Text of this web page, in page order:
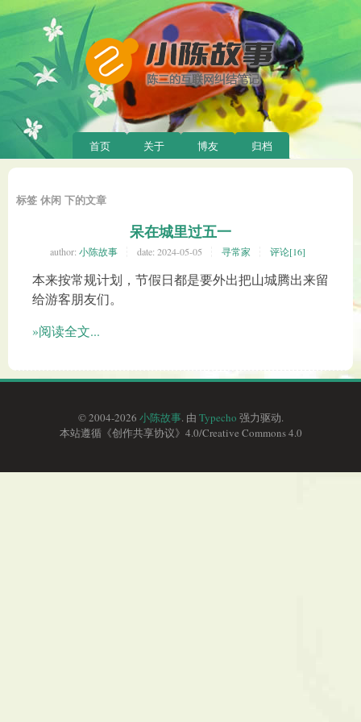
首页 关于 博友 归档
标签 休闲 下的文章
呆在城里过五一
author: 小陈故事 date: 2024-05-05 寻常家 评论[16]
本来按常规计划，节假日都是要外出把山城腾出来留
给游客朋友们。
»阅读全文...
© 2004-2026 小陈故事. 由 Typecho 强力驱动.
本站遵循《创作共享协议》4.0/Creative Commons 4.0